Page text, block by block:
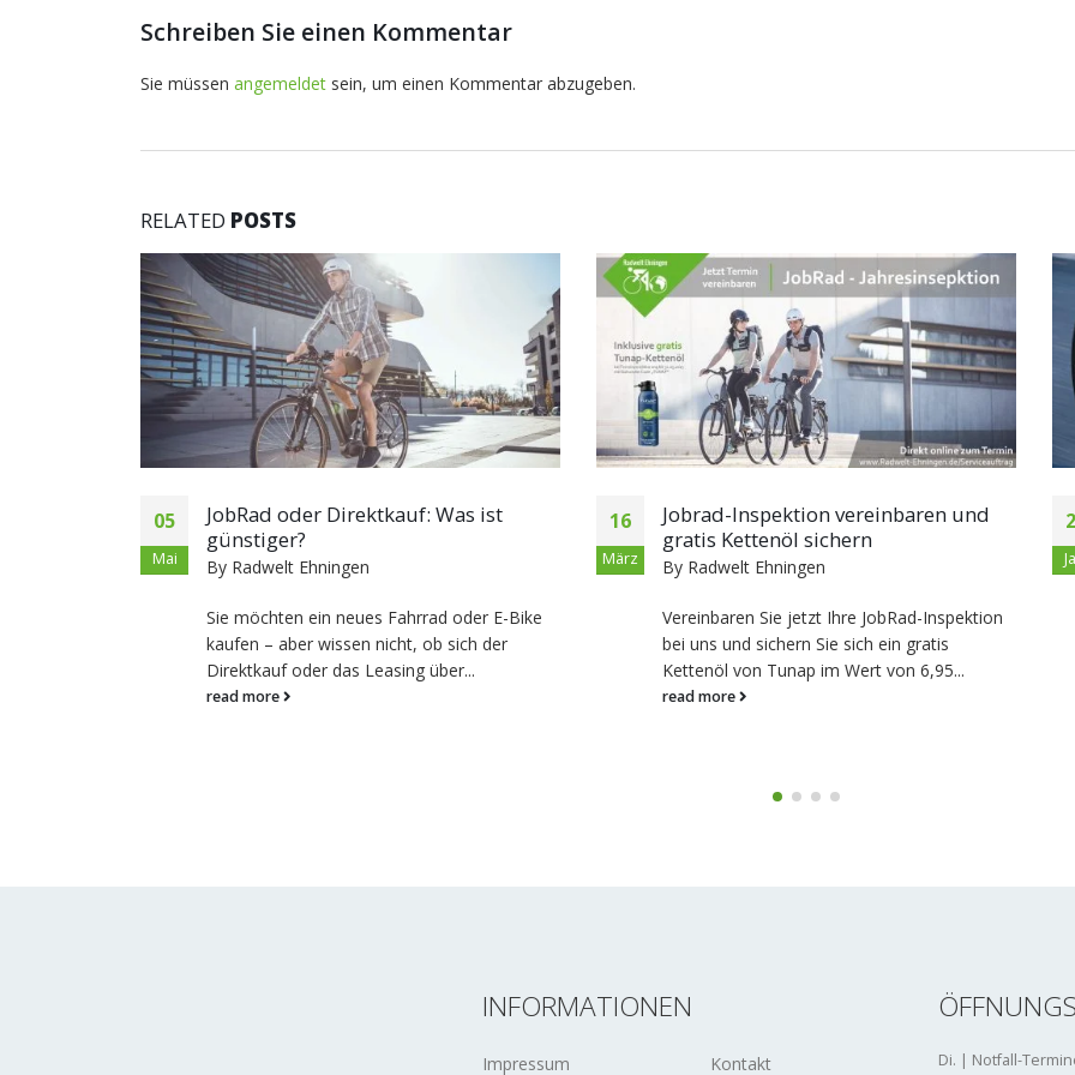
Schreiben Sie einen Kommentar
Sie müssen angemeldet sein, um einen Kommentar abzugeben.
RELATED POSTS
16
März
Jobrad-Inspektion vereinbaren und
gratis Kettenöl sichern
ByRadwelt Ehningen
Vereinbaren Sie jetzt Ihre JobRad-Inspektion
bei uns und sichern Sie sich ein gratis
Kettenöl von Tunap im Wert von 6,95...
read more
27
Jan.
Bikefitting: Perfekte Anpassung für
mehr Komfort und Leistung
ByRadwelt Ehningen
Wer häufig mit dem Rad unterwegs ist, weiß,
wie wichtig die richtige Sitzposition und
Ergonomie sind. Ob Hobbyradler, Pendler
oder...
INFORMATIONEN
Impressum Kontakt Di. | Notfall-